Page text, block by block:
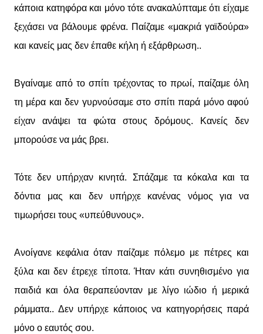
κάποια κατηφόρα και μόνο τότε ανακαλύπταμε ότι είχαμε
ξεχάσει να βάλουμε φρένα. Παίζαμε «μακριά γαϊδούρα»
και κανείς μας δεν έπαθε κήλη ή εξάρθρωση..
Βγαίναμε από το σπίτι τρέχοντας το πρωί, παίζαμε όλη
τη μέρα και δεν γυρνούσαμε στο σπίτι παρά μόνο αφού
είχαν ανάψει τα φώτα στους δρόμους. Κανείς δεν
μπορούσε να μάς βρει.
Τότε δεν υπήρχαν κινητά. Σπάζαμε τα κόκαλα και τα
δόντια μας και δεν υπήρχε κανένας νόμος για να
τιμωρήσει τους «υπεύθυνους».
Ανοίγανε κεφάλια όταν παίζαμε πόλεμο με πέτρες και
ξύλα και δεν έτρεχε τίποτα. Ήταν κάτι συνηθισμένο για
παιδιά και όλα θεραπεύονταν με λίγο ιώδιο ή μερικά
ράμματα.. Δεν υπήρχε κάποιος να κατηγορήσεις παρά
μόνο ο εαυτός σου.